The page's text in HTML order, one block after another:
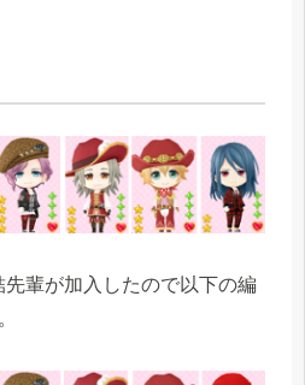
輩が加入したので以下の編